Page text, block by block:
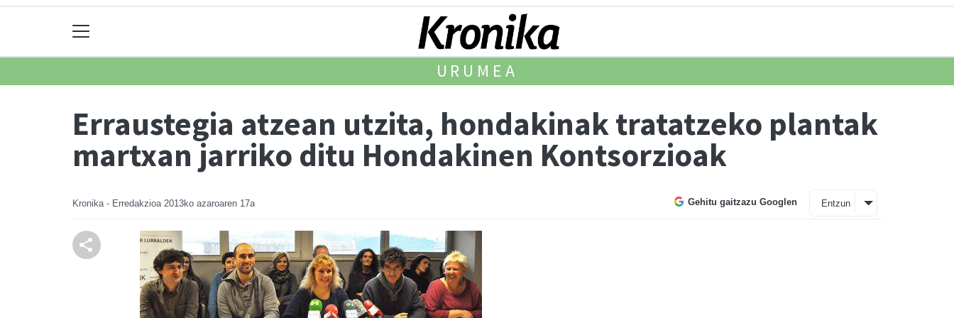
URUMEA
Erraustegia atzean utzita, hondakinak tratatzeko plantak
martxan jarriko ditu Hondakinen Kontsorzioak
Kronika - Erredakzioa 2013ko azaroaren 17a Gehitu gaitzazu Googlen Entzun